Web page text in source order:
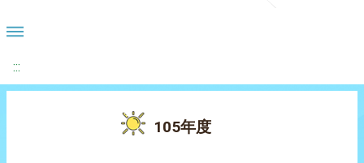
:::
105年度